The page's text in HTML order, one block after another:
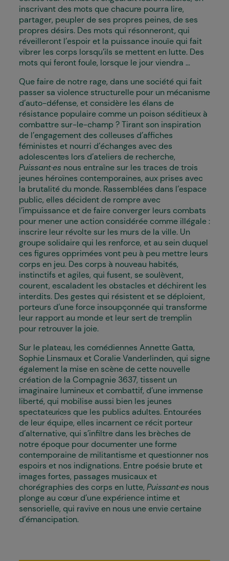
inscrivant des mots que chacun·e pourra lire,
partager, peupler de ses propres peines, de ses
propres désirs. Des mots qui résonneront, qui
réveilleront l’espoir et la puissance inouïe qui fait
vibrer les corps lorsqu’ils se mettent en lutte. Des
mots qui feront foule, lorsque le jour viendra …
Que faire de notre rage, dans une société qui fait
passer sa violence structurelle pour un mécanisme
d’auto-défense, et considère les élans de
résistance populaire comme un poison séditieux à
combattre sur-le-champ ? Tirant son inspiration
de l’engagement des colleuses d’affiches
féministes et nourri d’échanges avec des
adolescent·es lors d’ateliers de recherche,
Puissant·es nous entraîne sur les traces de trois
jeunes héroïnes contemporaines, aux prises avec
la brutalité du monde. Rassemblées dans l’espace
public, elles décident de rompre avec
l’impuissance et de faire converger leurs combats
pour mener une action considérée comme illégale :
inscrire leur révolte sur les murs de la ville. Un
groupe solidaire qui les renforce, et au sein duquel
ces figures opprimées vont peu à peu mettre leurs
corps en jeu. Des corps à nouveau habités,
instinctifs et agiles, qui fusent, se soulèvent,
courent, escaladent les obstacles et déchirent les
interdits. Des gestes qui résistent et se déploient,
porteurs d’une force insoupçonnée qui transforme
leur rapport au monde et leur sert de tremplin
pour retrouver la joie.
Sur le plateau, les comédiennes Annette Gatta,
Sophie Linsmaux et Coralie Vanderlinden, qui signe
également la mise en scène de cette nouvelle
création de la Compagnie 3637, tissent un
imaginaire lumineux et combattif, d’une immense
liberté, qui mobilise aussi bien les jeunes
spectateur·ices que les publics adultes. Entourées
de leur équipe, elles incarnent ce récit porteur
d’alternative, qui s’infiltre dans les brèches de
notre époque pour documenter une forme
contemporaine de militantisme et questionner nos
espoirs et nos indignations. Entre poésie brute et
images fortes, passages musicaux et
chorégraphies des corps en lutte, Puissant·es nous
plonge au cœur d’une expérience intime et
sensorielle, qui ravive en nous une envie certaine
d’émancipation.